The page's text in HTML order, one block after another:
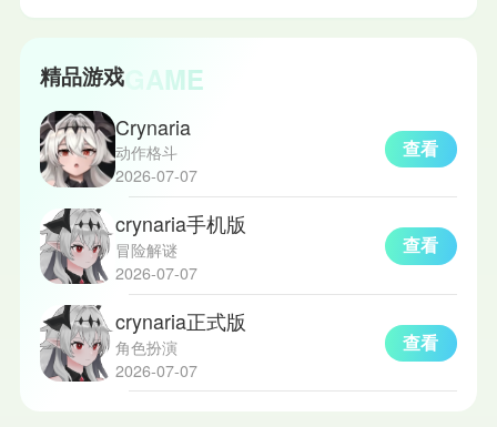
精品游戏GAME
Crynaria
动作格斗
2026-07-07
查看
crynaria手机版
冒险解谜
2026-07-07
查看
crynaria正式版
角色扮演
2026-07-07
查看